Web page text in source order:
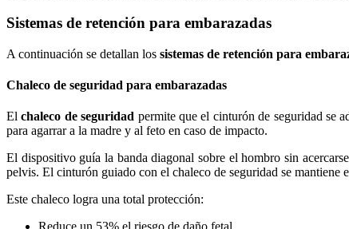
Sistemas de retención para embarazadas
A continuación se detallan los sistemas de retención para
Chaleco de seguridad para embarazadas
Elchaleco de seguridad permite que el cinturón de seguridad se
para agarrar a la madre y al feto en caso de impacto.
El dispositivo guía la banda diagonal sobre el hombro sin
pelvis. El cinturón guiado con el chaleco de seguridad se
Este chaleco logra una total protección: